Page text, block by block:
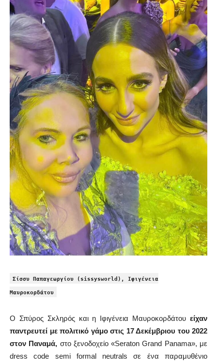
Σίσσυ Παπαγεωργίου (sissysworld), Ιφιγένεια
Μαυροκορδάτου
Ο Σπύρος Σκληρός και η Ιφιγένεια Μαυροκορδάτου είχαν
παντρευτεί με πολιτικό γάμο στις 17 Δεκέμβριου του 2022
στον Παναμά, στο ξενοδοχείο «Seraton Grand Panama», με
dress code semi formal neutrals σε ένα παραμυθένιο